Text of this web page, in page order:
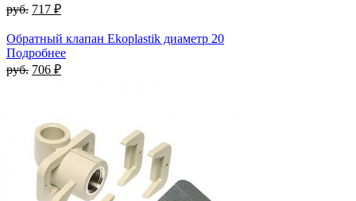
руб. 717 ₽
Обратный клапан Ekoplastik диаметр 20
Подробнее
руб. 706 ₽